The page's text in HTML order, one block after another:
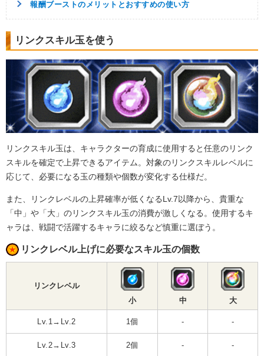
報酬ブーストのメリットとおすすめの使い方
リンクスキル玉を使う
リンクスキル玉は、キャラクターの育成に使用すると任意のリンク
スキルを確定で上昇できるアイテム。対象のリンクスキルレベルに
応じて、必要になる玉の種類や個数が変化する仕様だ。
また、リンクレベルの上昇確率が低くなるLv.7以降から、貴重な
「中」や「大」のリンクスキル玉の消費が激しくなる。使用するキ
ャラは、戦闘で活躍するキャラに絞るなど慎重に選ぼう。
リンクレベル上げに必要なスキル玉の個数
リンクレベル
小
中 大
Lv.1→Lv.2 1個 - -
Lv.2→Lv.3 2個 - -